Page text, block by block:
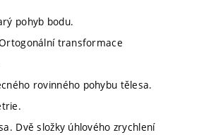
pohyb bodu.
transformace
rovinného pohybu tělesa.
Dvě složky úhlového zrychlení